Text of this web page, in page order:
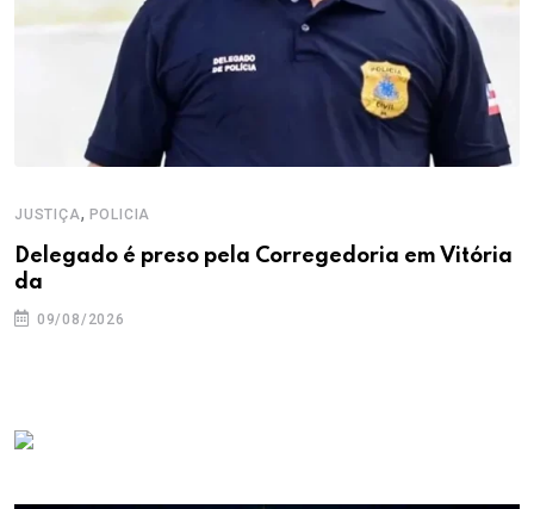
JUSTIÇA, POLICIA
Delegado é preso pela Corregedoria em Vitória
da
09/08/2026